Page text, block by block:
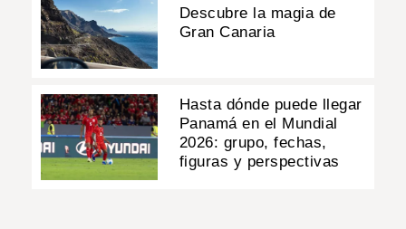
Descubre la magia de
Gran Canaria
Hasta dónde puede llegar
Panamá en el Mundial
2026: grupo, fechas,
figuras y perspectivas